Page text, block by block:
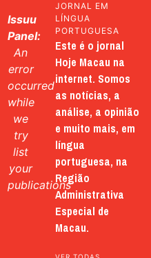
Issuu
Panel:
An
error
occurred
while
we
try
list
your
publications
JORNAL EM
LÍNGUA
PORTUGUESA
Este é o jornal
Hoje Macau na
internet. Somos
as notícias, a
análise, a opinião
e muito mais, em
língua
portuguesa, na
Região
Administrativa
Especial de
Macau.